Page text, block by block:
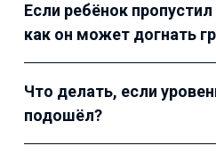
Если ребёнок пропустил
как он может догнать
Что делать, если
подошёл?